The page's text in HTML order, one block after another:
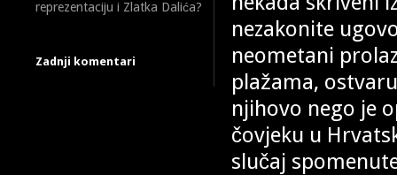
reprezentaciju i Zlatka Dalića?
Zadnji komentari
nezakonite
neometani
plažama,
njihovo nego je
čovjeku u
slučaj